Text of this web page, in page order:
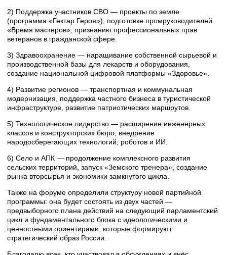
2) Поддержка участников СВО — проекты по земле
(программа «Гектар Героя»), подготовке промруководителей
«Время мастеров», признанию профессиональных прав
ветеранов в гражданской сфере.
3) Здравоохранение — наращивание собственной сырьевой и
производственной базы для лекарств и оборудования,
создание национальной цифровой платформы «Здоровье».
4) Развитие регионов — транспортная и коммунальная
модернизация, поддержка частного бизнеса в туристической
инфраструктуре, развитие патриотических маршрутов.
5) Технологическое лидерство — расширение инженерных
классов и конструкторских бюро, внедрение
народосберегающих технологий, роботов и ИИ.
6) Село и АПК — продолжение комплексного развития
сельских территорий, запуск «Земского тренера», создание
рынка вторсырья и экономики замкнутого цикла.
Также на форуме определили структуру новой партийной
программы: она будет состоять из двух частей —
предвыборного плана действий на следующий парламентский
цикл и фундаментального блока с идеологическими и
ценностными ориентирами, которые формируют
стратегический образ России.